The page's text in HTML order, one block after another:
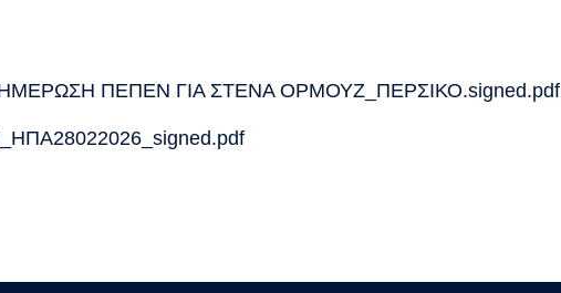
ΠΕΠΕΝ ΓΙΑ ΣΤΕΝΑ ΟΡΜΟΥΖ_ΠΕΡΣΙΚΟ.signed.pdf